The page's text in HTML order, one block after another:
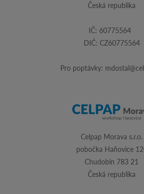
Česká republika
IČ: 60775564
DIČ: CZ60775564
Pro poptávky:
Celpap Morava s.r.o.
pobočka Haňovice
Chudobín 783 21
Česká republika